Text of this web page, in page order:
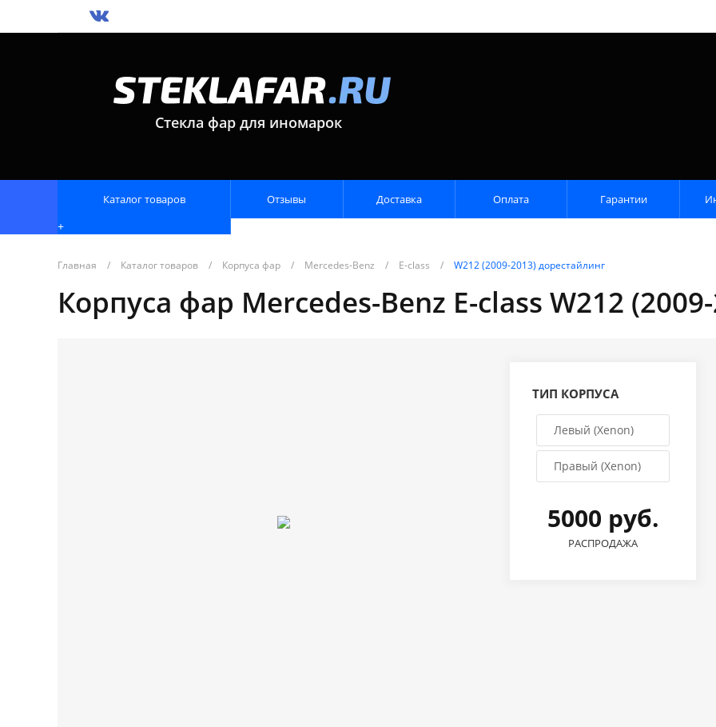
Стекла фар для иномарок
Каталог товаров
+
Отзывы Доставка Оплата Гарантии
Главная / Каталог товаров / Корпуса фар / Mercedes-Benz / E-class / W212 (2009-2013) дорестайлинг
Корпуса фар Mercedes-Benz E-class W212
ТИП КОРПУСА
Левый (Xenon)
Правый (Xenon)
5000 руб.
РАСПРОДАЖА